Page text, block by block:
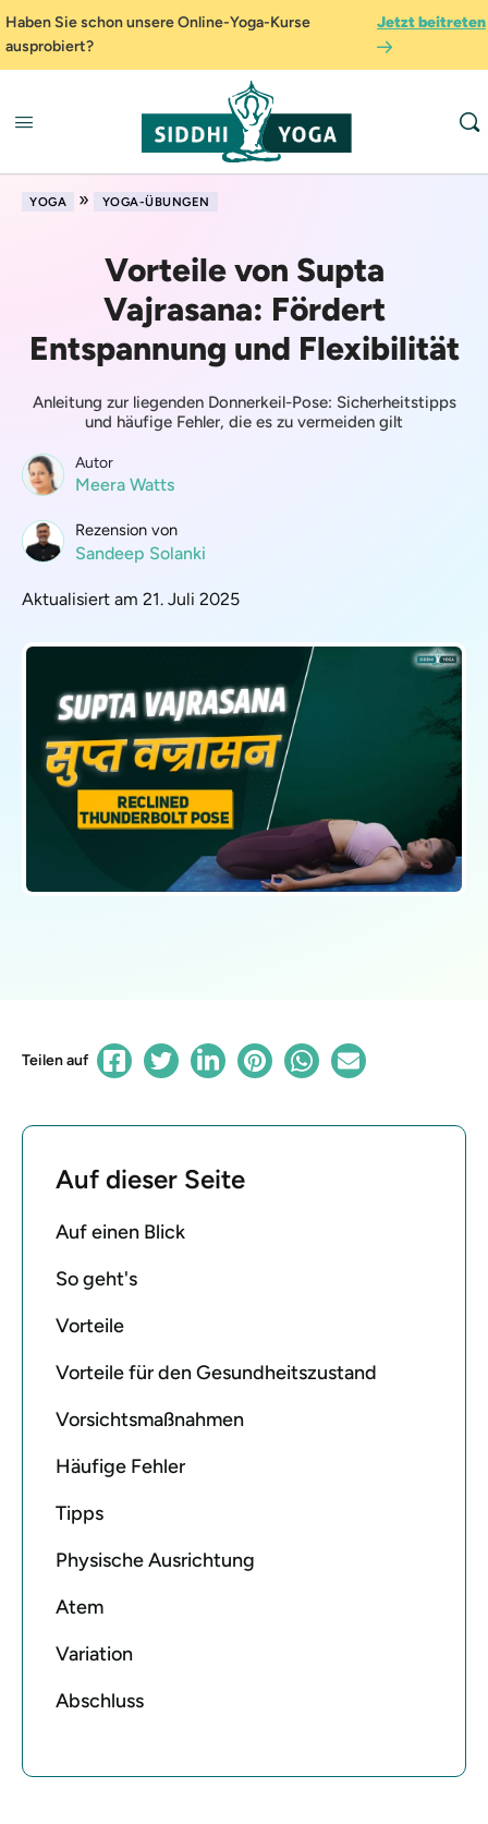
Haben Sie schon unsere Online-Yoga-Kurse
ausprobiert?
Jetzt beitreten
YOGA » YOGA-ÜBUNGEN
Vorteile von Supta
Vajrasana: Fördert
Entspannung und Flexibilität
Anleitung zur liegenden Donnerkeil-Pose: Sicherheitstipps
und häufige Fehler, die es zu vermeiden gilt
Autor
Meera Watts
Rezension von
Sandeep Solanki
Aktualisiert am 21. Juli 2025
Teilen auf
Auf dieser Seite
Auf einen Blick
So geht's
Vorteile
Vorteile für den Gesundheitszustand
Vorsichtsmaßnahmen
Häufige Fehler
Tipps
Physische Ausrichtung
Atem
Variation
Abschluss